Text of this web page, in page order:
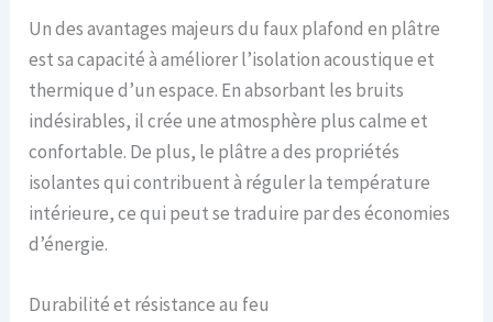
Un des avantages majeurs du faux plafond en plâtre
est sa capacité à améliorer l’isolation acoustique et
thermique d’un espace. En absorbant les bruits
indésirables, il crée une atmosphère plus calme et
confortable. De plus, le plâtre a des propriétés
isolantes qui contribuent à réguler la température
intérieure, ce qui peut se traduire par des économies
d’énergie.
Durabilité et résistance au feu